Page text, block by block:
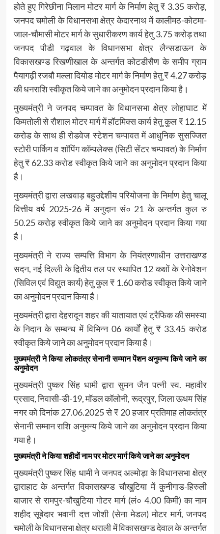
होते हुए गिरेछीना मिलान मोटर मार्ग के निर्माण हेतु ₹ 3.35 करोड़,
जनपद चमोली के विधानसभा क्षेत्र केदारनाथ में कालीमठ-कोटमा-
जाल-चौमासी मोटर मार्ग के सुधारीकरण कार्य हेतु 3.75 करोड़ तथा
जनपद पौडी गढ़वाल के विधानसभा क्षेत्र लैन्सडाऊन के
विकासखण्ड रिखणीखाल के अन्तर्गत कोटडीसैण के समीप ग्राम
पैयागढ़ी रजबौ मल्ला दियोड मोटर मार्ग के निर्माण हेतु ₹ 4.27 करोड़
की धनराशि स्वीकृत किये जाने का अनुमोदन प्रदान किया है।
मुख्यमंत्री ने जनपद चम्पावत के विधानसभा क्षेत्र लोहाघाट में
किमतोली से रौशाल मोटर मार्ग में हॉटमिक्स कार्य हेतु कुल ₹ 12.15
करोड के साथ ही रोडवेज स्टेशन चम्पावत में आधुनिक सुसज्जित
स्टोरी पार्किग व शॉपिंग कॉम्पलेक्स (सिटी सेंटर चम्पावत) के निर्माण
हेतु ₹ 62.33 करोड स्वीकृत किये जाने का अनुमोदन प्रदान किया
है।
मुख्यमंत्री द्वारा लखवाड़ बहुउद्देशीय परियोजना के निर्माण हेतु चालू
वित्तीय वर्ष 2025-26 में अनुदान सं० 21 के अन्तर्गत कुल रु
50.25 करोड़ स्वीकृत किये जाने का अनुमोदन प्रदान किया गया
है।
मुख्यमंत्री ने राज्य सम्पत्ति विभाग के नियंत्रणाधीन उत्तराखण्ड
सदन, नई दिल्ली के द्वितीय तल पर स्थापित 12 कक्षों के रेनोवेशन
(सिविल एवं विद्युत कार्य) हेतु कुल ₹ 1.60 करोड स्वीकृत किये जाने
का अनुमोदन प्रदान किया है।
मुख्यमंत्री द्वारा देहरादून शहर की यातायात एवं ट्रैफिक की समस्या
के निदान के सम्बन्ध में विभिन्न 06 कार्यों हेतु ₹ 33.45 करोड
स्वीकृत किये जाने का अनुमोदन प्रदान किया है।
मुख्यमंत्री ने किया लोकतंत्र सेनानी सम्मान पेंशन अनुमन्य किये जाने का
अनुमोदन
मुख्यमंत्री पुष्कर सिंह धामी द्वारा सुमन जैन पत्नी स्व. महावीर
प्रसाद, निवासी-डी-19, मॉडल कॉलोनी, रूद्रपुर, जिला ऊधम सिंह
नगर को दिनांक 27.06.2025 से ₹ 20 हजार प्रतिमाह लोकतंत्र
सेनानी सम्मान राशि अनुमन्य किये जाने का अनुमोदन प्रदान किया
गया है।
मुख्यमंत्री ने किया शहीदों नाम पर मोटर मार्ग किये जाने का अनुमोदन
मुख्यमंत्री पुष्कर सिंह धामी ने जनपद अल्मोड़ा के विधानसभा क्षेत्र
द्वाराहाट के अन्तर्गत विकासखण्ड चौखुटिया में कुनीगाड-हिरुली
बाजार से रामपुर-चौखुटिया गोटर मार्ग (लं० 4.00 किमी) का नाम
शहीद सूबेदार भवानी दत्त जोशी (सेना मेडल) मोटर मार्ग, जनपद
चमोली के विधानसभा क्षेत्र थराली में विकासखण्ड देवाल के अन्तर्गत